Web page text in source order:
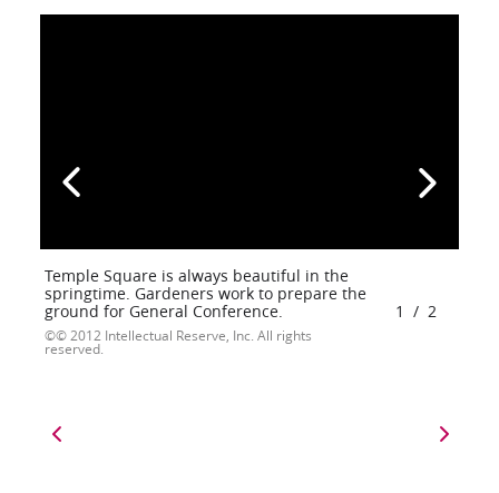
Temple Square is always beautiful in the
springtime. Gardeners work to prepare the
ground for General Conference.
© 2012 Intellectual Reserve, Inc. All rights
reserved.
1 / 2